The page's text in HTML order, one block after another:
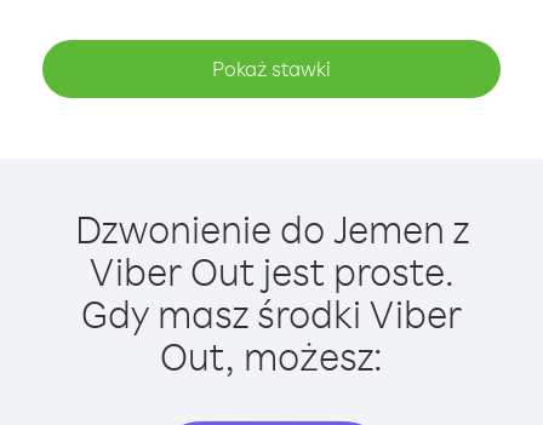
Pokaż stawki
Dzwonienie do Jemen z
Viber Out jest proste.
Gdy masz środki Viber
Out, możesz: